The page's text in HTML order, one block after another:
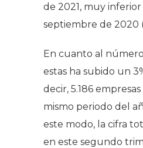
de 2021, muy inferior
septiembre de 2020
En cuanto al
estas ha subido un
decir, 5.186
mismo periodo del
este modo, la cifra
en este segundo